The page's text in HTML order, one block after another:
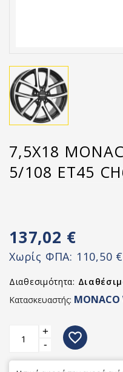
7,5X18
5/108 ET45
137,02 €
Χωρίς ΦΠΑ: 110,50 €
Διαθεσιμότητα:
Κατασκευαστής: MONACO
+
-
favorite_border